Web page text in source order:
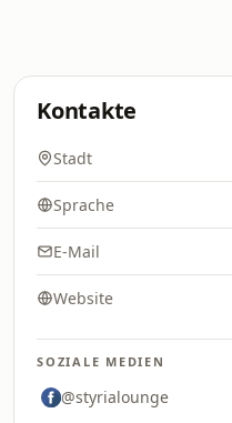
Kontakte
Stadt
Sprache
E-Mail
Website
SOZIALE MEDIEN
@styrialounge